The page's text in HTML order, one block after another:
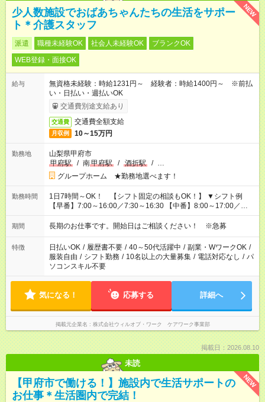
NEW
少人数施設でおばあちゃんたちの生活をサポー
ト＊介護スタッフ
派遣 職種未経験OK 社会人未経験OK
ブランクOK
WEB登録・面接OK
給与
無資格未経験：時給1231円～ 経験者：時給1400円～ ※前払
い・日払い・週払いOK
交通費別途支給あり
交通費 交通費全額支給
月収例 10～15万円
勤務地
山梨県甲府市
甲府駅
/ 南甲府駅 / 酒折駅 / …
グループホーム ★勤務地選べます！
勤務時間
1日7時間～OK！ 【シフト固定の相談もOK！】 ▼シフト例
【早番】7:00～16:00／7:30～16:30 【中番】8:00～17:00／
9:00～18:00 【遅番】11:00～20:00／13:00～22:00
期間 長期のお仕事です。開始日はご相談ください！ ※急募
特徴 日払いOK / 履歴書不要 / 40～50代活躍中 / 副業・WワークOK /
服装自由 / シフト勤務 / 10名以上の大量募集 / 電話対応なし / パ
ソコンスキル不要
気になる！ 応募する 詳細へ
掲載元企業名 株式会社ウィルオブ・ワーク ケアワーク事業部
掲載日：2026.08.10
未読
NEW
【甲府市で働ける！】施設内で生活サポートの
お仕事＊生活圏内で完結！